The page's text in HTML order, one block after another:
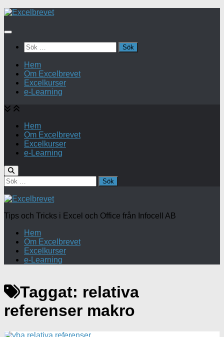
Under
Sök
efter:
Hem
Om Excelbrevet
Excelkurser
e-Learning
Hem
Om Excelbrevet
Excelkurser
e-Learning
Sök
efter:
Tips och Tricks i Excel och Office från Infocell AB
Hem
Om Excelbrevet
Excelkurser
e-Learning
Taggat: relativa
referenser makro